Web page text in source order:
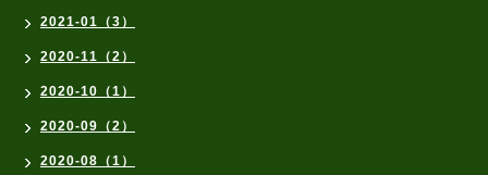
2021-01（3）
2020-11（2）
2020-10（1）
2020-09（2）
2020-08（1）